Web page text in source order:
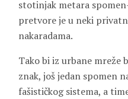
stotinjak metara
pretvore je u neki
nakaradama.
Tako bi iz urbane mreže
znak, još jedan spomen
fašističkog sistema, a